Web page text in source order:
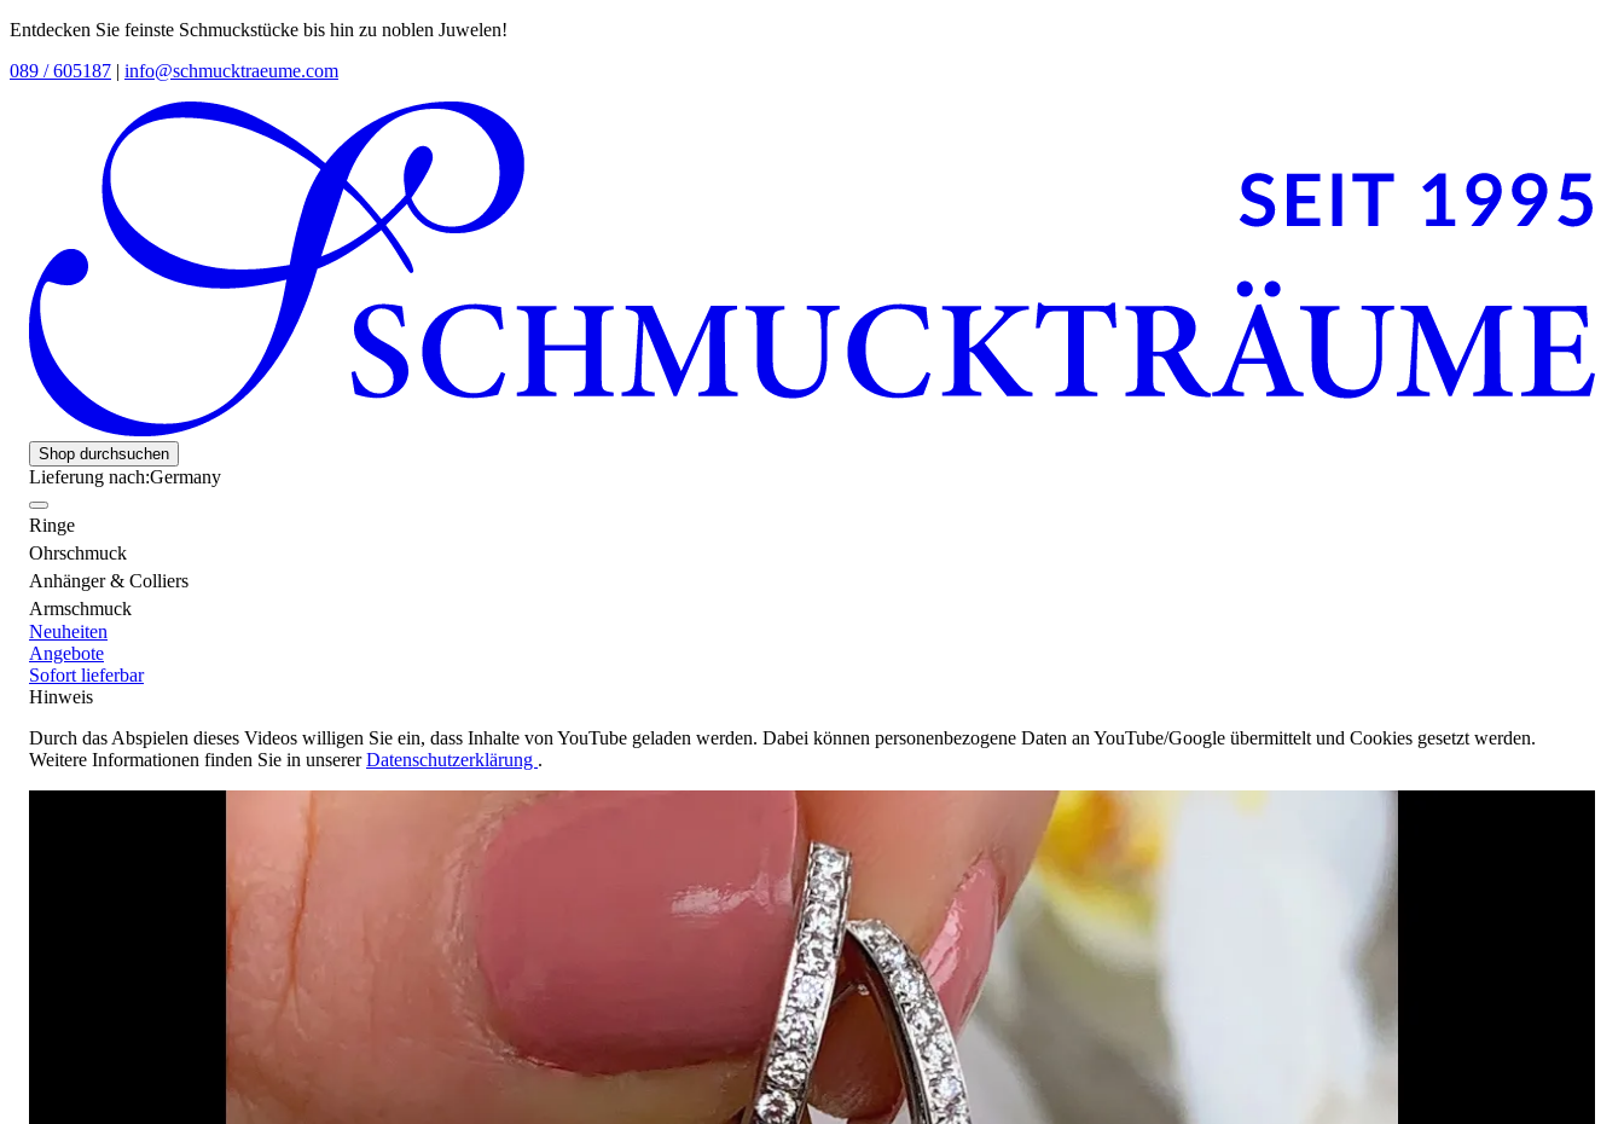
Entdecken Sie feinste Schmuckstücke bis hin zu noblen Juwelen!
089 / 605187 | info@schmucktraeume.com
Shop durchsuchen
Lieferung nach:Germany
Ringe
Ohrschmuck
Anhänger & Colliers
Armschmuck
Neuheiten
Angebote
Sofort lieferbar
Hinweis
Durch das Abspielen dieses Videos willigen Sie ein, dass Inhalte von YouTube geladen werden. Dabei können personenbezogene Daten an YouTube/Google übermittelt und Cookies gesetzt werden.
Weitere Informationen finden Sie in unsererDatenschutzerklärung .